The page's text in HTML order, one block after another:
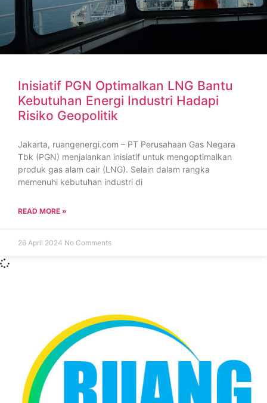
Inisiatif PGN Optimalkan LNG Bantu
Kebutuhan Energi Industri Hadapi
Risiko Geopolitik
Jakarta, ruangenergi.com – PT Perusahaan Gas Negara
Tbk (PGN) menjalankan inisiatif untuk mengoptimalkan
produk gas alam cair (LNG). Selain dalam rangka
memenuhi kebutuhan industri di
READ MORE »
26 April 2024 No Comments